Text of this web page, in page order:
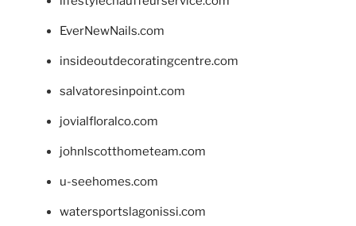
EverNewNails.com
insideoutdecoratingcentre.com
salvatoresinpoint.com
jovialfloralco.com
johnlscotthometeam.com
u-seehomes.com
watersportslagonissi.com